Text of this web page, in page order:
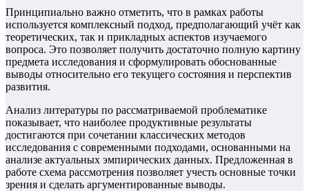
Принципиально важно отметить, что в рамках работы
используется комплексный подход, предполагающий учёт как
теоретических, так и прикладных аспектов изучаемого
вопроса. Это позволяет получить достаточно полную картину
предмета исследования и сформулировать обоснованные
выводы относительно его текущего состояния и перспектив
развития.
Анализ литературы по рассматриваемой проблематике
показывает, что наиболее продуктивные результаты
достигаются при сочетании классических методов
исследования с современными подходами, основанными на
анализе актуальных эмпирических данных. Предложенная в
работе схема рассмотрения позволяет учесть основные точки
зрения и сделать аргументированные выводы.